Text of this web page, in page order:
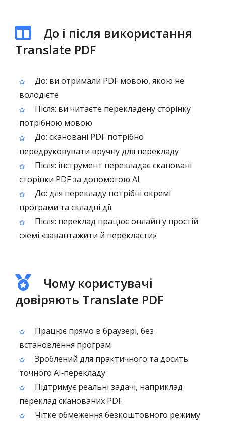
До і після використання
Translate PDF
До: ви отримали PDF мовою, якою не
володієте
Після: ви читаєте перекладену сторінку
потрібною мовою
До: скановані PDF потрібно
передруковувати вручну для перекладу
Після: інструмент перекладає скановані
сторінки PDF за допомогою AI
До: для перекладу потрібні окремі
програми та складні дії
Після: переклад працює онлайн у простій
схемі «завантажити й перекласти»
Чому користувачі
довіряють Translate PDF
Працює прямо в браузері, без
встановлення програм
Зроблений для практичного та досить
точного AI‑перекладу
Підтримує реальні задачі, наприклад
переклад сканованих PDF
Чітке обмеження безкоштовного режиму